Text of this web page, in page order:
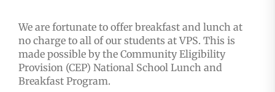
We are fortunate to offer breakfast and lunch at
no charge to all of our students at VPS. This is
made possible by the Community Eligibility
Provision (CEP) National School Lunch and
Breakfast Program.